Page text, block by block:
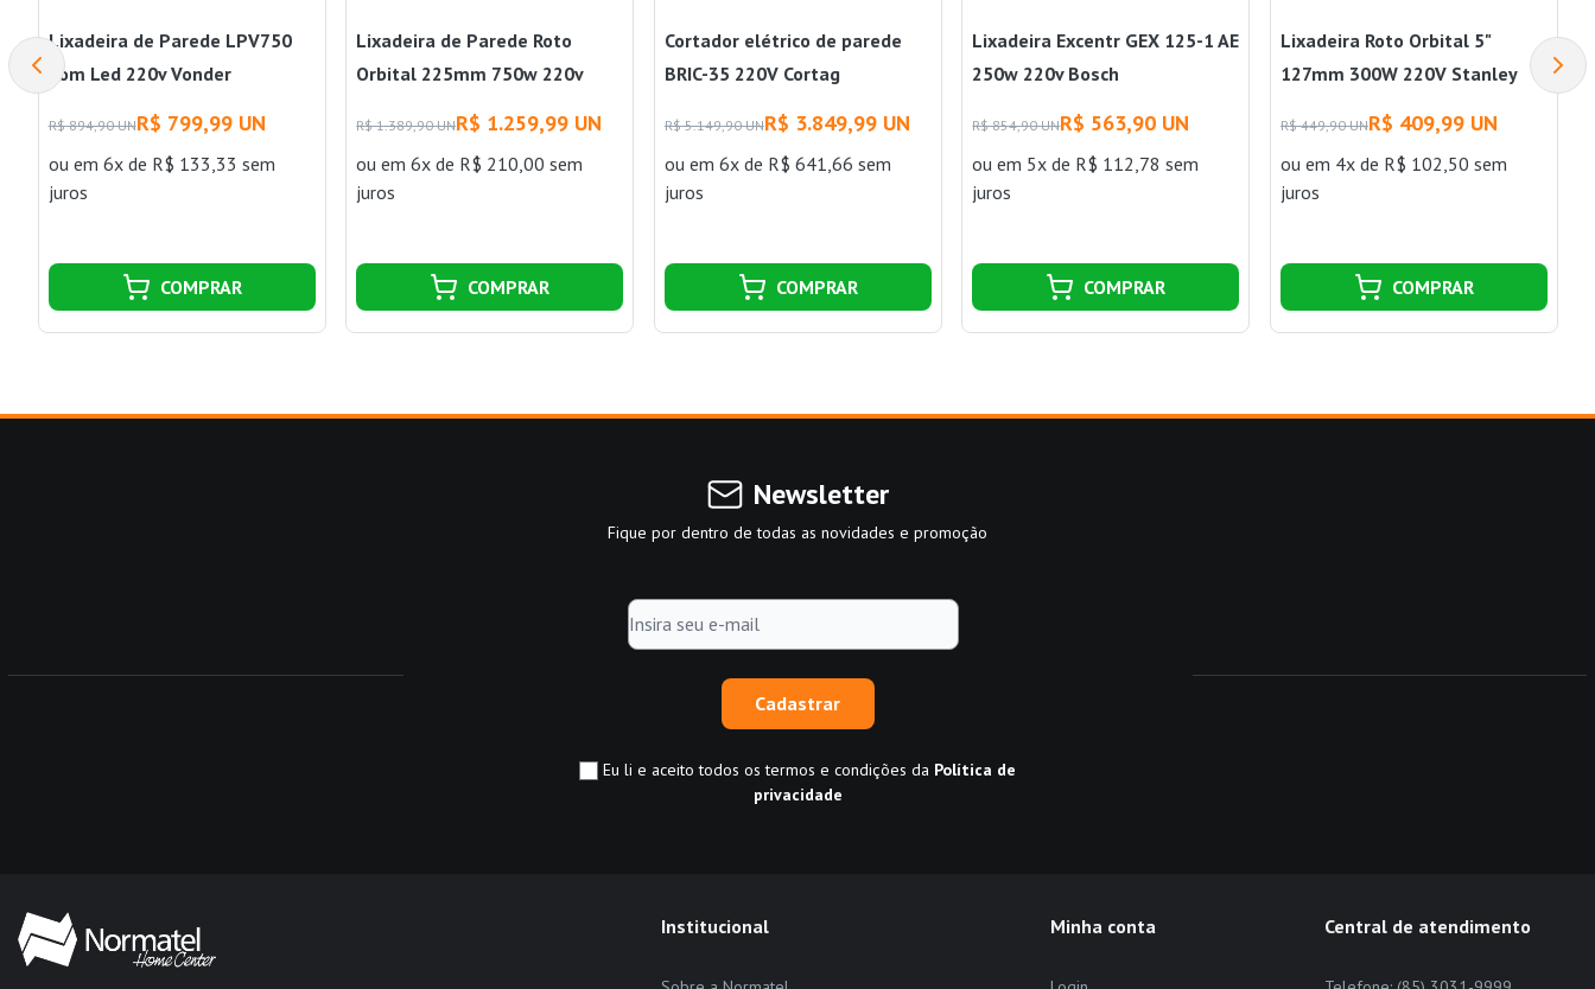
Lixadeira de Parede LPV750
Com Led 220v Vonder
R$ 894,90 UNR$ 799,99 UN
ou em 6x de R$ 133,33 sem
juros
COMPRAR
Lixadeira de Parede Roto
Orbital 225mm 750w 220v
R$ 1.389,90 UNR$ 1.259,99 UN
ouem 6x de R$ 210,00 sem
juros
COMPRAR
Cortador elétrico de parede
BRIC-35 220V Cortag
R$ 5.149,90 UNR$ 3.849,99 UN
ou em 6x de R$ 641,66 sem
juros
COMPRAR
Lixadeira Excentr GEX 125-1 AE
250w 220v Bosch
R$ 854,90 UNR$ 563,90 UN
ouem 5x de R$ 112,78 sem
juros
COMPRAR
Lixadeira Roto Orbital 5"
127mm 300W 220V Stanley
R$ 449,90 UNR$ 409,99 UN
ou em 4x de R$ 102,50 sem
juros
COMPRAR
Newsletter
Fique por dentro de todas as novidades e promoção
Cadastrar
Eu li e aceito todos os termos e condições da Política de
privacidade
Institucional Minha conta Central de atendimento